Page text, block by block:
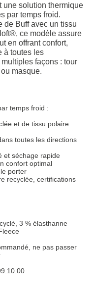
une solution thermique
par temps froid.
de Buff avec un tissu
ce modèle assure
en offrant confort,
à toutes les
façons : tour
masque.
temps froid :
et de tissu polaire
toutes les directions
et séchage rapide
confort optimal
porter
recyclée, certifications
3 % élasthanne
ne pas passer